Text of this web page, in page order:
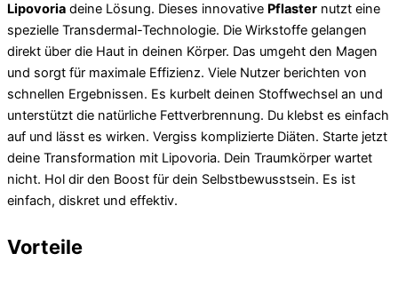
Lipovoria deine Lösung. Dieses innovative Pflaster nutzt eine
spezielle Transdermal-Technologie. Die Wirkstoffe gelangen
direkt über die Haut in deinen Körper. Das umgeht den Magen
und sorgt für maximale Effizienz. Viele Nutzer berichten von
schnellen Ergebnissen. Es kurbelt deinen Stoffwechsel an und
unterstützt die natürliche Fettverbrennung. Du klebst es einfach
auf und lässt es wirken. Vergiss komplizierte Diäten. Starte jetzt
deine Transformation mit Lipovoria. Dein Traumkörper wartet
nicht. Hol dir den Boost für dein Selbstbewusstsein. Es ist
einfach, diskret und effektiv.
Vorteile